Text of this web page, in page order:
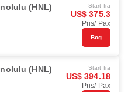
(HNL) Start fra
US$ 375.3
Pris/ Pax
Bog
(HNL) Start fra
US$ 394.18
Pris/ Pax